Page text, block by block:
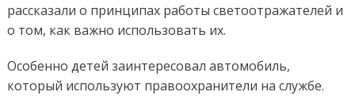
рассказали о принципах работы светоотражателей и
о том, как важно использовать их.
Особенно детей заинтересовал автомобиль,
который используют правоохранители на службе.